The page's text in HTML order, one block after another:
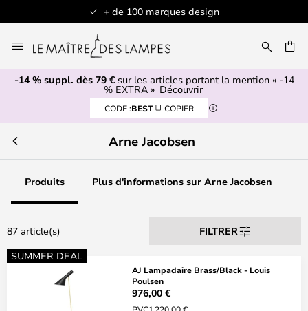
marques design
au
contenu
-14 % suppl. dès 79 €sur les articles portant la mention « -14
% EXTRA » Découvrir
CODE :BEST COPIER
Arne Jacobsen
Produits Plus d'informations sur Arne Jacobsen
87 article(s)
FILTRER
SUMMER DEAL
AJ Lampadaire Brass/Black - Louis
Poulsen
976,00 €